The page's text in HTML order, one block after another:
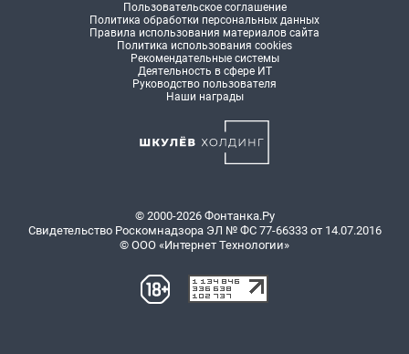
Пользовательское соглашение
Политика обработки персональных данных
Правила использования материалов сайта
Политика использования cookies
Рекомендательные системы
Деятельность в сфере ИТ
Руководство пользователя
Наши награды
© 2000-2026 Фонтанка.Ру
Свидетельство Роскомнадзора ЭЛ № ФС 77-66333 от 14.07.2016
© ООО «Интернет Технологии»